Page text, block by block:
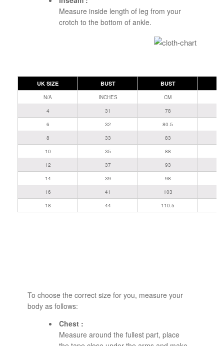
Measure inside length of leg from your
crotch to the bottom of ankle.
UK SIZE BUST BUST
N/A INCHES CM
4
31
78
6
32
80.5
8
33
83
10
35
88
12
37
93
14
39
98
16
41
103
18
44 110.5
To choose the correct size for you, measure your
body as follows:
Chest :
Measure around the fullest part, place